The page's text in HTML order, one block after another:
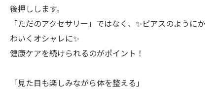
後押しします。
「ただのアクセサリー」ではなく、✨ピアスのようにか
わいくオシャレに✨
健康ケアを続けられるのがポイント！
「見た目も楽しみながら体を整える」